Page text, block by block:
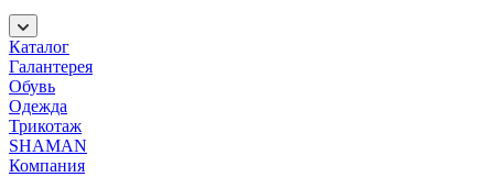
Каталог
Галантерея
Обувь
Одежда
Трикотаж
SHAMAN
Компания